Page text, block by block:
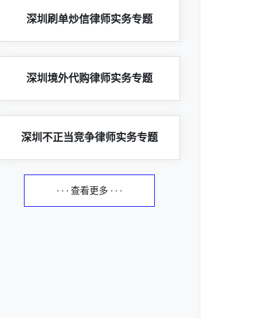
深圳刷单炒信律师实务专题
深圳境外代购律师实务专题
深圳不正当竞争律师实务专题
· · · 查看更多 · · ·